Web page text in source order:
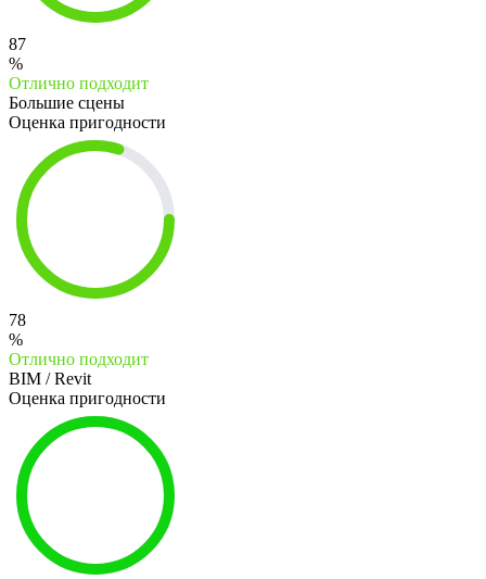
87
%
Отлично подходит
Большие сцены
Оценка пригодности
78
%
Отлично подходит
BIM / Revit
Оценка пригодности